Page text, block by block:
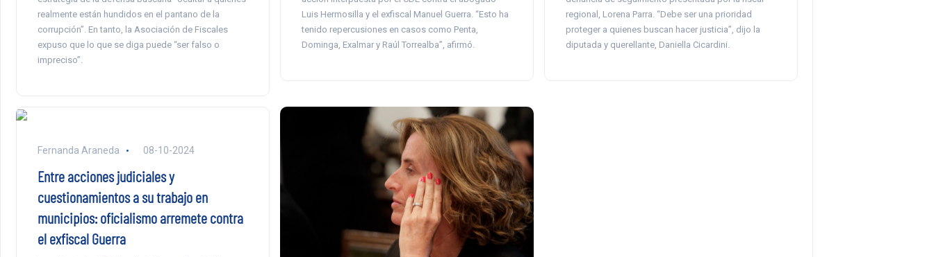
realmente están hundidos en el pantano de la
corrupción”. En tanto, la Asociación de Fiscales
expuso que lo que se diga puede “ser falso o
impreciso”.
Luis Hermosilla y el exfiscal Manuel Guerra. “Esto ha
tenido repercusiones en casos como Penta,
Dominga, Exalmar y Raúl Torrealba”, afirmó.
regional, Lorena Parra. “Debe ser una prioridad
proteger a quienes buscan hacer justicia”, dijo la
diputada y querellante, Daniella Cicardini.
Fernanda Araneda 08-10-2024
Entre acciones judiciales y
cuestionamientos a su trabajo en
municipios: oficialismo arremete contra
el exfiscal Guerra